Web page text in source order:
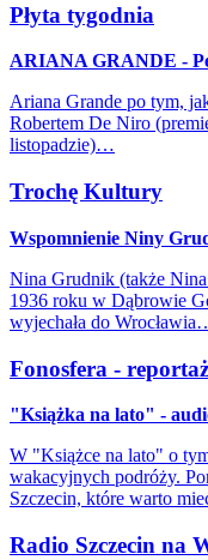
Płyta tygodnia
ARIANA GRANDE -
Ariana Grande po tym,
Robertem De Niro
listopadzie)…
Trochę Kultury
Wspomnienie Niny
Nina Grudnik (także
1936 roku w Dąbrowie
wyjechała do
Fonosfera -
"Książka na lato" -
W "Książce na lato" o
wakacyjnych podróży.
Szczecin, które warto
Radio Szczecin na